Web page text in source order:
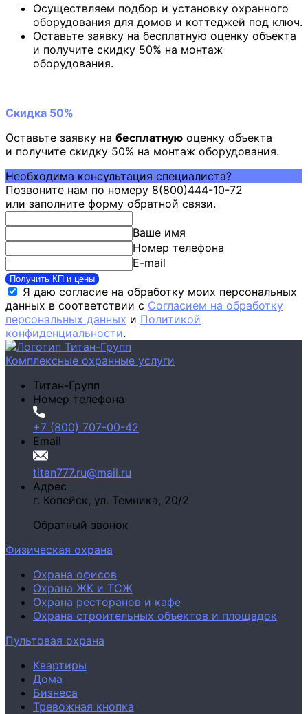
Осуществляем подбор и установку охранного
оборудования для домов и коттеджей под ключ.
Оставьте заявку на бесплатную оценку объекта
и получите скидку 50% на монтаж
оборудования.
Скидка 50%
Оставьте заявку на бесплатную оценку объекта
и получите скидку 50% на монтаж оборудования.
Необходима консультация специалиста?
Позвоните нам по номеру 8(800)444-10-72
или заполните форму обратной связи.
Ваше имя
Номер телефона
E-mail
Получить КП и цены
Я даю согласие на обработку моих персональных
данных в соответствии с Согласием на обработку
персональных данных и Политикой
конфиденциальности.
Комплексные охранные услуги
Титан-Групп
Номер телефона
+7 (800) 707-00-42
Email
titan777.ru@mail.ru
Адрес
г. Копейск, ул. Темника, 20/2
Обратный звонок
Физическая охрана
Охрана офисов
Охрана ЖК и ТСЖ
Охрана ресторанов и кафе
Охрана строительных объектов и площадок
Пультовая охрана
Квартиры
Дома
Бизнеса
Тревожная кнопка